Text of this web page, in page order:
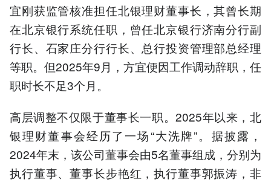
宜刚获监管核准担任北银理财董事长，其曾长期
在北京银行系统任职，曾任北京银行济南分行副
行长、石家庄分行行长、总行投资管理部总经理
等职。但2025年9月，方宜便因工作调动辞职，任
职时长不足3个月。
高层调整不仅限于董事长一职。2025年以来，北
银理财董事会经历了一场“大洗牌”。据披露，
2024年末，该公司董事会由5名董事组成，分别为
执行董事、董事长步艳红，执行董事郭振涛，非